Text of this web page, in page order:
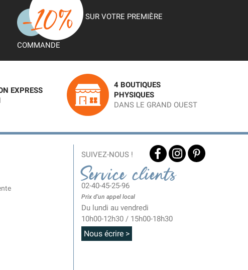
SUR VOTRE PREMIÈRE
COMMANDE
EXPRESS
4 BOUTIQUES
PHYSIQUES
DANS LE GRAND OUEST
SUIVEZ-NOUS !
Service clients
02-40-45-25-96
Prix d'un appel local
Du lundi au vendredi
10h00-12h30 / 15h00-18h30
Nous écrire >